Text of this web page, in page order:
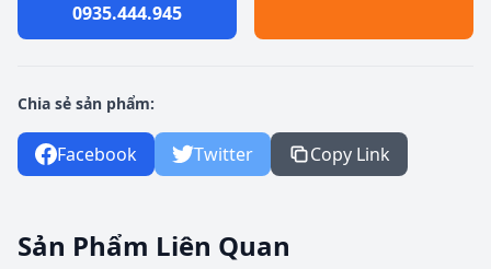
0935.444.945
Chia sẻ sản phẩm:
Facebook Twitter Copy Link
Sản Phẩm Liên Quan